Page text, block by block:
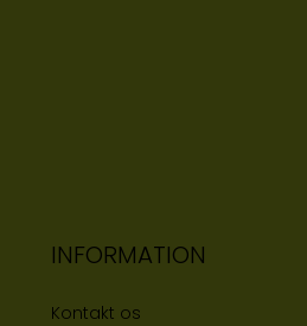
INFORMATION
Kontakt os